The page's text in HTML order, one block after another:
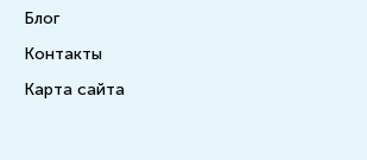
Блог
Контакты
Карта сайта